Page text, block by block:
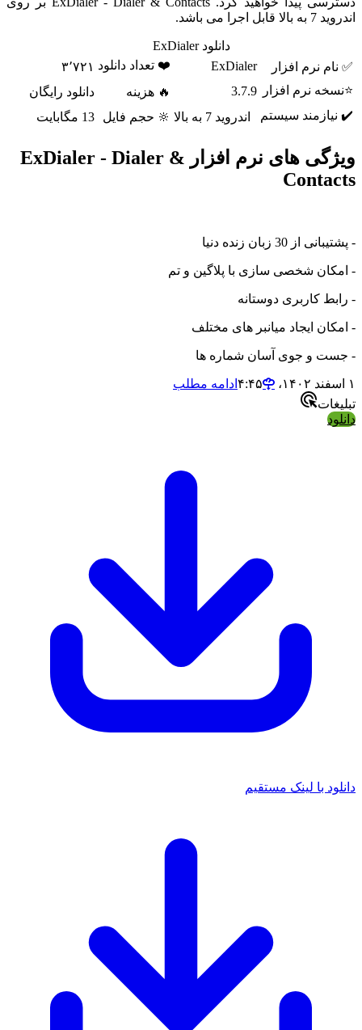
اندروید 7 به بالا قابل اجرا می باشد.
دانلود ExDialer
✅ نام نرم افزار
ExDialer ❤️ تعداد دانلود ۳٬۷۲۱
⭐نسخه نرم افزار
3.7.9 🔥 هزینه
دانلود رایگان
✔️ نیازمند سیستم
اندروید 7 به بالا 🔆 حجم فایل 13 مگابایت
ویژگی های نرم افزار ExDialer - Dialer &
Contacts
- پشتیبانی از 30 زبان زنده دنیا
- امکان شخصی سازی با پلاگین و تم
- رابط کاربری دوستانه
- امکان ایجاد میانبر های مختلف
- جست و جوی آسان شماره ها
۱ اسفند ۱۴۰۲،‏ ۴:۴۵
ادامه مطلب
تبلیغات
دانلود
دانلود با لینک مستقیم